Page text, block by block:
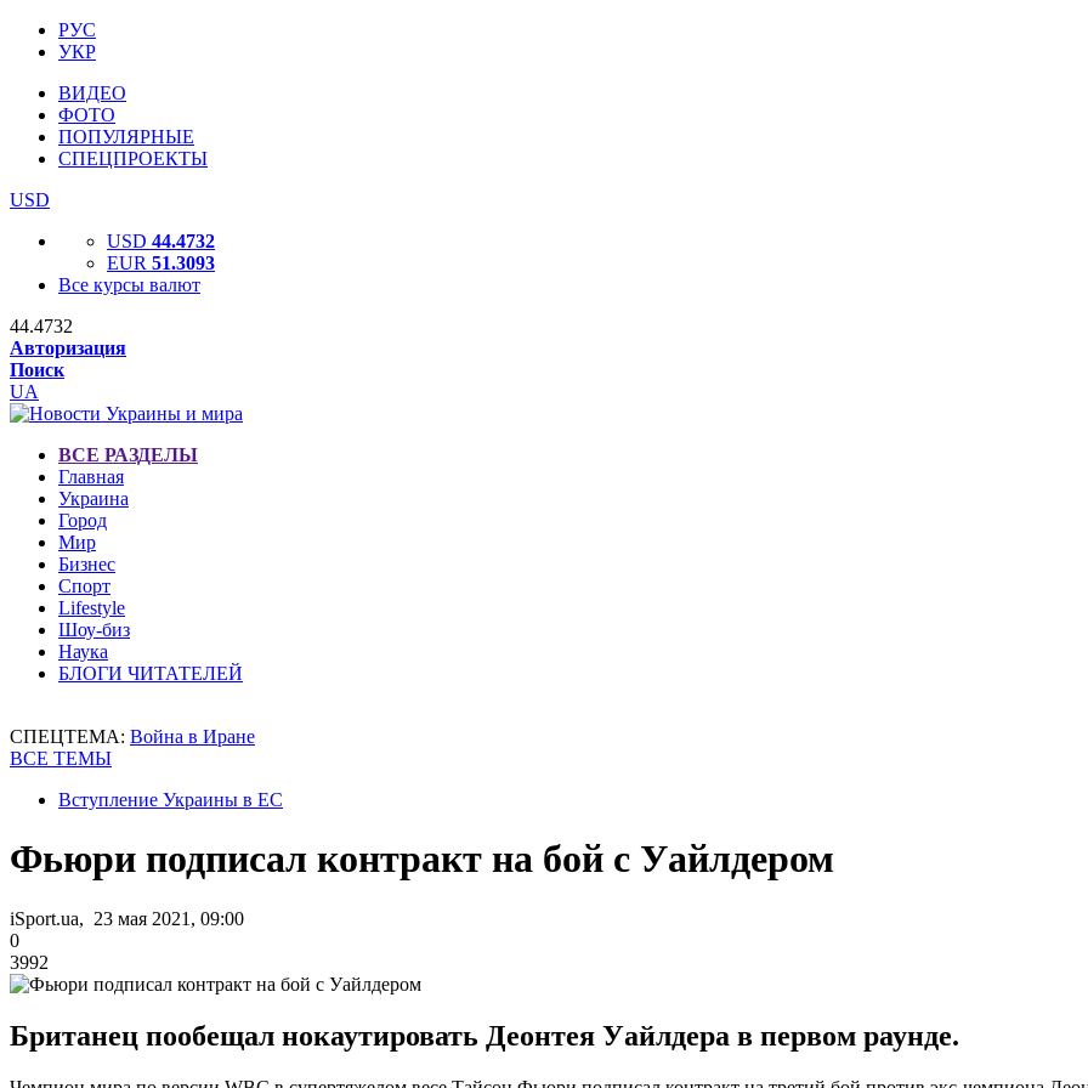
РУС
УКР
ВИДЕО
ФОТО
ПОПУЛЯРНЫЕ
СПЕЦПРОЕКТЫ
USD
USD 44.4732
EUR 51.3093
Все курсы валют
44.4732
Авторизация
Поиск
UA
ВСЕ РАЗДЕЛЫ
Главная
Украина
Город
Мир
Бизнес
Спорт
Lifestyle
Шоу-биз
Наука
БЛОГИ ЧИТАТЕЛЕЙ
СПЕЦТЕМА: Война в Иране
ВСЕ ТЕМЫ
Вступление Украины в ЕС
Фьюри подписал контракт на бой с Уайлдером
iSport.ua, 23 мая 2021, 09:00
0
3992
Британец пообещал нокаутировать Деонтея Уайлдера в первом раунде.